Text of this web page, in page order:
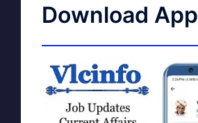
Download App